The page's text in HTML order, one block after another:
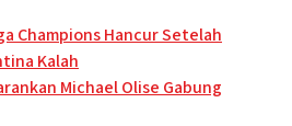
Champions Hancur Setelah
Kalah
Michael Olise Gabung